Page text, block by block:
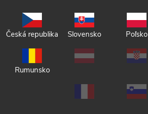
Česká republika Slovensko Poľsko
Rumunsko